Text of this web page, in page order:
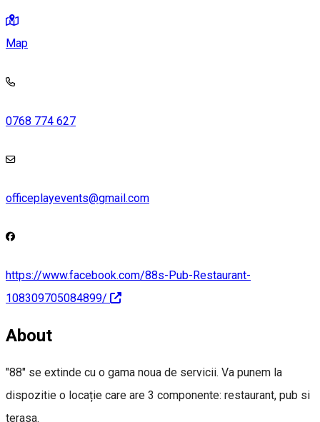
Map
0768 774 627
officeplayevents@gmail.com
https://www.facebook.com/88s-Pub-Restaurant-
108309705084899/
About
"88" se extinde cu o gama noua de servicii. Va punem la
dispozitie o locație care are 3 componente: restaurant, pub si
terasa.